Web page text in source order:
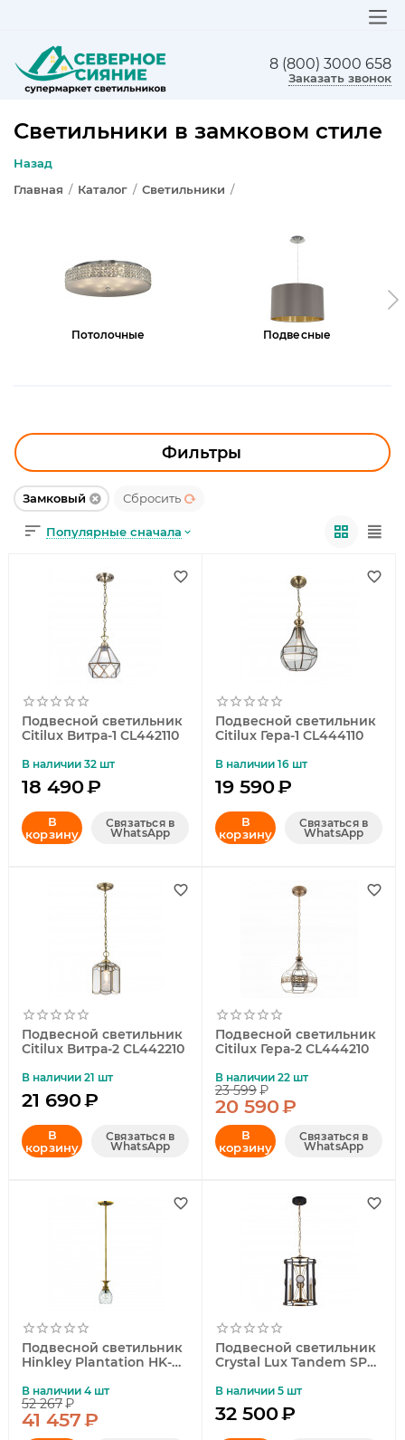
8 (800) 3000 658
Заказать звонок
Светильники в замковом стиле
Назад
Главная / Каталог / Светильники /
Потолочные Подвесные
Фильтры
Замковый Сбросить
Популярные сначала
Подвесной светильник
Citilux Витра-1 CL442110
В наличии 32 шт
18 490₽
В
корзину
Связаться в
WhatsApp
Подвесной светильник
Citilux Гера-1 CL444110
В наличии 16 шт
19 590₽
В
корзину
Связаться в
WhatsApp
Подвесной светильник
Citilux Витра-2 CL442210
В наличии 21 шт
21 690₽
В
корзину
Связаться в
WhatsApp
Подвесной светильник
Citilux Гера-2 CL444210
В наличии 22 шт
23 599₽
20 590₽
В
корзину
Связаться в
WhatsApp
Подвесной светильник
Hinkley Plantation HK-
В наличии 4 шт
52 267₽
41 457₽
Подвесной светильник
Crystal Lux Tandem SP4
В наличии 5 шт
32 500₽
ЛЮСТРЫ
БРА И ПОДСВЕТКА
НАСТОЛЬНЫЕ ЛАМПЫ
СВЕТИЛЬНИКИ КАК В ИКЕА
ОФИСНОЕ ОСВЕЩЕНИЕ
СВЕТОДИОДНАЯ ПОДСВЕТКА
ЛАМПОЧКИ
ЭЛЕКТРОТОВАРЫ
КОМПЛЕКТУЮЩИЕ
ПРЕДМЕТЫ ИНТЕРЬЕРА
НОВОГОДНИЕ ТОВАРЫ